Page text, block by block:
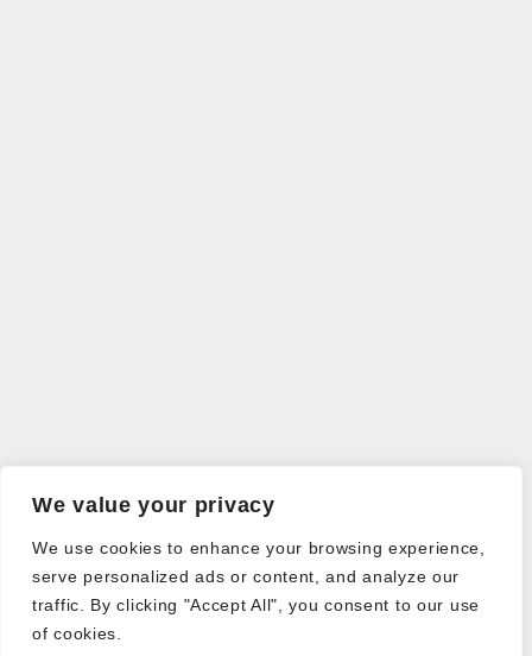
We value your privacy
We use cookies to enhance your browsing experience,
serve personalized ads or content, and analyze our
traffic. By clicking "Accept All", you consent to our use
of cookies.